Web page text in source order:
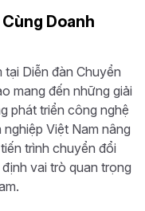
Doanh
Diễn đàn Chuyển
mang đến những giải
phát triển công nghệ
Việt Nam nâng
trình chuyển đổi
vai trò quan trọng